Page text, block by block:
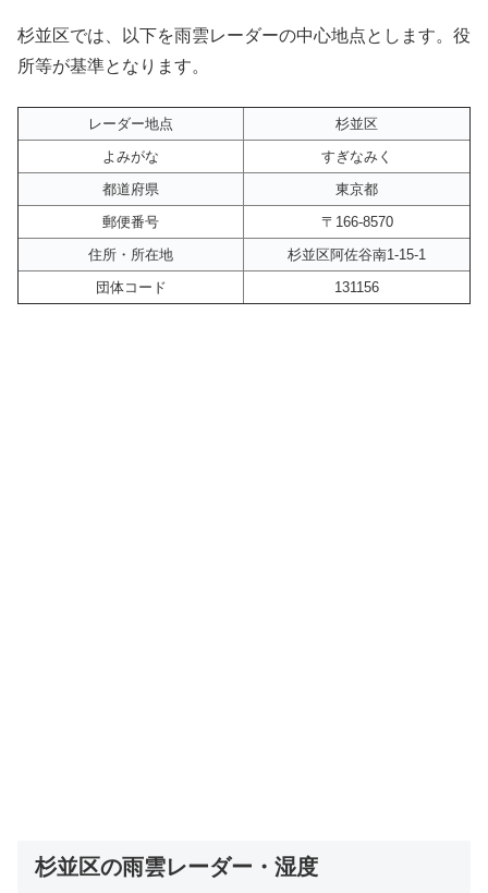
杉並区では、以下を雨雲レーダーの中心地点とします。役
所等が基準となります。
レーダー地点
杉並区
よみがな
すぎなみく
都道府県
東京都
郵便番号
〒166-8570
住所・所在地
杉並区阿佐谷南1-15-1
団体コード
131156
杉並区の雨雲レーダー・湿度